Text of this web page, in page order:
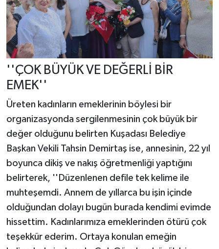
''ÇOK BÜYÜK VE DEĞERLİ BİR
EMEK''
Üreten kadınların emeklerinin böylesi bir
organizasyonda sergilenmesinin çok büyük bir
değer olduğunu belirten Kuşadası Belediye
Başkan Vekili Tahsin Demirtaş ise, annesinin, 22 yıl
boyunca dikiş ve nakış öğretmenliği yaptığını
belirterek, ''Düzenlenen defile tek kelime ile
muhteşemdi. Annem de yıllarca bu işin içinde
olduğundan dolayı bugün burada kendimi evimde
hissettim. Kadınlarımıza emeklerinden ötürü çok
teşekkür ederim. Ortaya konulan emeğin